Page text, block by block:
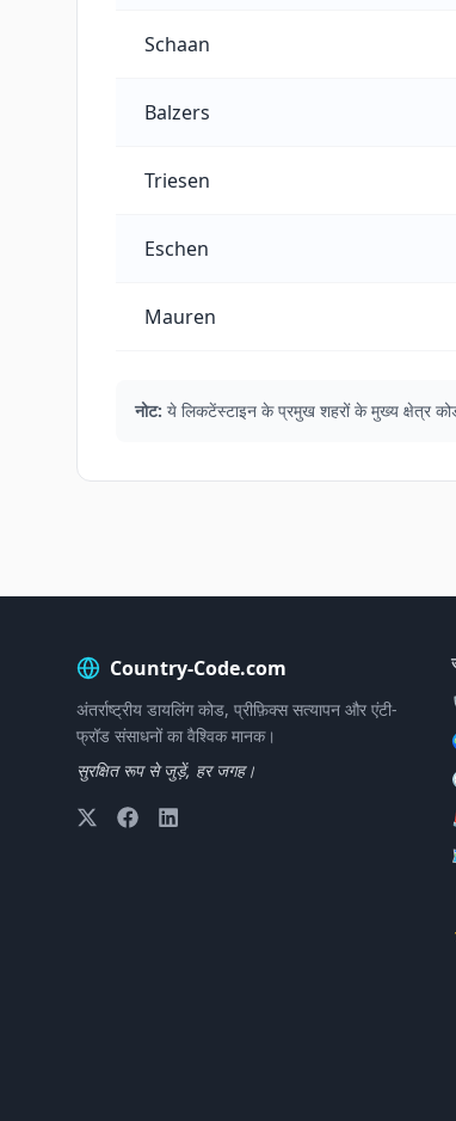
Schaan
Balzers
Triesen
Eschen
Mauren
नोट: ये लिकटेंस्टाइन के प्रमुख शहरों के मुख्य क्षेत्र
Country-Code.com
अंतर्राष्ट्रीय डायलिंग कोड, प्रीफ़िक्स सत्यापन और एंटी-
फ्रॉड संसाधनों का वैश्विक मानक।
सुरक्षित रूप से जुड़ें, हर जगह।